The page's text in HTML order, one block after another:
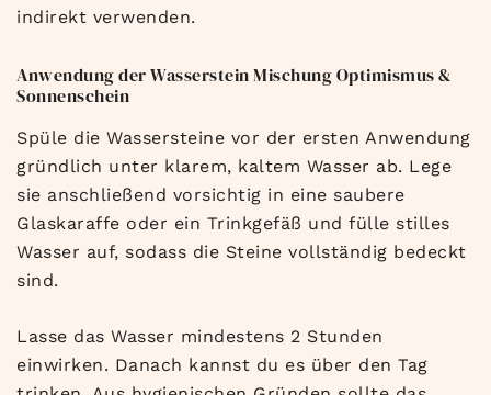
indirekt verwenden.
Anwendung der Wasserstein Mischung Optimismus &
Sonnenschein
Spüle die Wassersteine vor der ersten Anwendung
gründlich unter klarem, kaltem Wasser ab. Lege
sie anschließend vorsichtig in eine saubere
Glaskaraffe oder ein Trinkgefäß und fülle stilles
Wasser auf, sodass die Steine vollständig bedeckt
sind.
Lasse das Wasser mindestens 2 Stunden
einwirken. Danach kannst du es über den Tag